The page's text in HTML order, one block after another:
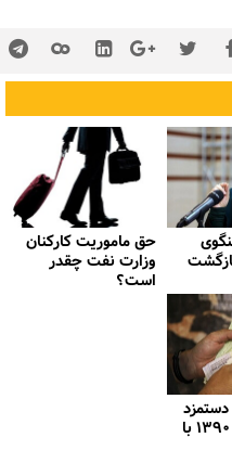
حق ماموریت کارکنان
وزارت نفت چقدر
است؟
دلاری در سال ۱۳۹۰ با